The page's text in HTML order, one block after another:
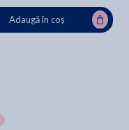
Adaugă în coș